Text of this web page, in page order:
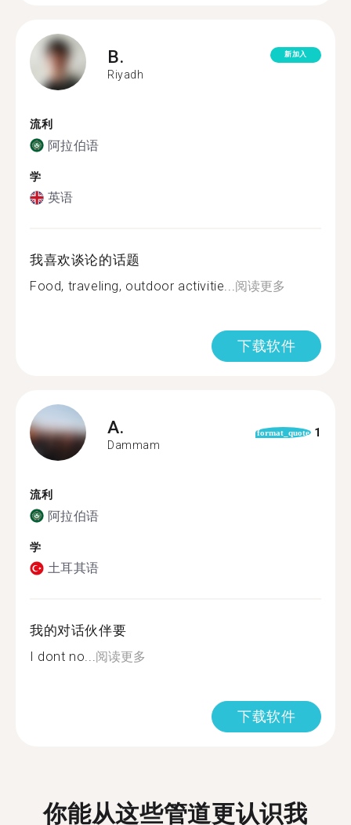
B.
Riyadh
新加入
流利
阿拉伯语
学
英语
我喜欢谈论的话题
Food, traveling, outdoor activitie...阅读更多
下载软件
A.
Dammam
format_quote 1
流利
阿拉伯语
学
土耳其语
我的对话伙伴要
I dont no...阅读更多
下载软件
你能从这些管道更认识我